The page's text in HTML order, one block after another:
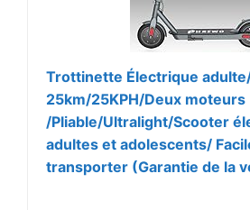
Trottinette Électrique
25km/25KPH/Deux moteurs
/Pliable/Ultralight/Scooter
adultes et adolescents/
transporter (Garantie de la